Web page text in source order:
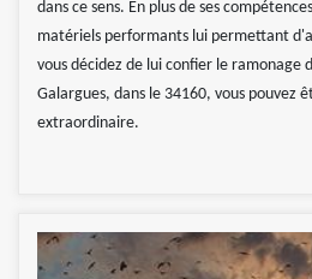
dans ce sens. En plus de ses
matériels performants lui permettant
vous décidez de lui confier le ramonage
Galargues, dans le 34160, vous pouvez
extraordinaire.